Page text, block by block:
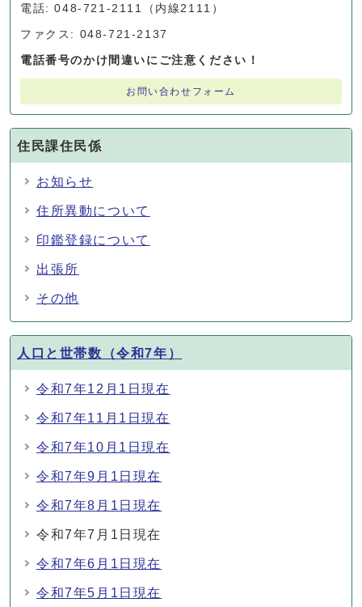
電話: 048-721-2111（内線2111）
ファクス: 048-721-2137
電話番号のかけ間違いにご注意ください！
お問い合わせフォーム
住民課住民係
お知らせ
住所異動について
印鑑登録について
出張所
その他
人口と世帯数（令和7年）
令和7年12月1日現在
令和7年11月1日現在
令和7年10月1日現在
令和7年9月1日現在
令和7年8月1日現在
令和7年7月1日現在
令和7年6月1日現在
令和7年5月1日現在